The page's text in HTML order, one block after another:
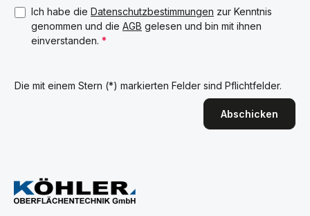
Ich habe die Datenschutzbestimmungen zur Kenntnis
genommen und die AGB gelesen und bin mit ihnen
einverstanden. *
Die mit einem Stern (*) markierten Felder sind Pflichtfelder.
Abschicken